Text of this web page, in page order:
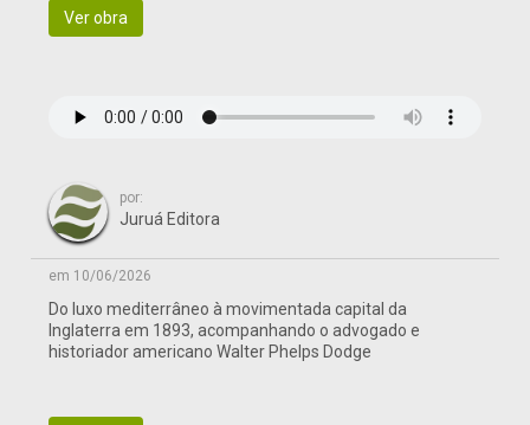
Ver obra
por:
Juruá Editora
em 10/06/2026
Do luxo mediterrâneo à movimentada capital da
Inglaterra em 1893, acompanhando o advogado e
historiador americano Walter Phelps Dodge